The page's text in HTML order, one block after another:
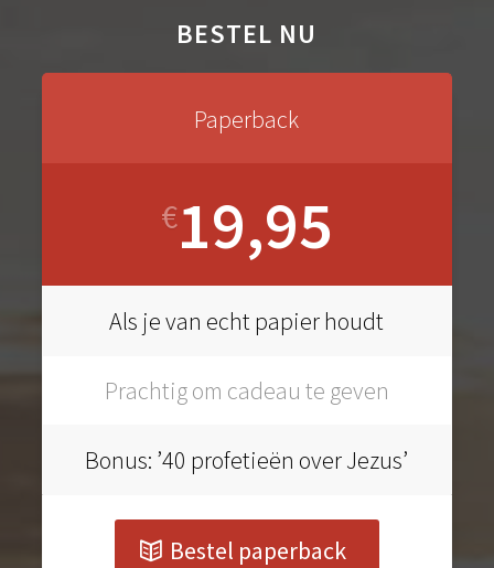
BESTEL NU
Paperback
€19,95
Als je van echt papier houdt
Prachtig om cadeau te geven
Bonus: ’40 profetieën over Jezus’
Bestel paperback